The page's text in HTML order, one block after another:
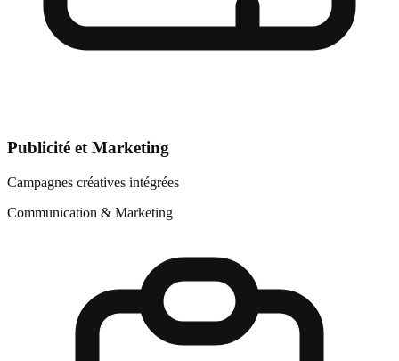
Publicité et Marketing
Campagnes créatives intégrées
Communication & Marketing